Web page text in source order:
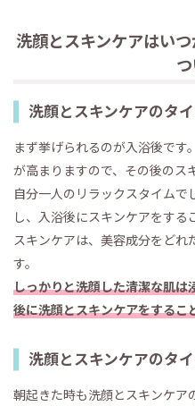
洗顔とスキンケアはい
洗顔とスキンケアのタ
まず挙げられるのが入浴後です
が高まりますので、その後のス
自分一人のリラックスタイムで
し、入浴後にスキンケアをする
スキンケアは、美容成分をど
す。
しっかりと洗顔した清潔な肌は
後に洗顔とスキンケアをするこ
洗顔とスキンケアのタ
朝起きた時も洗顔とスキンケア